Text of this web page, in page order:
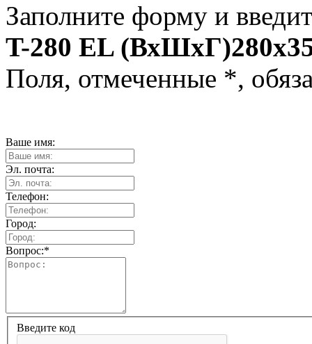
Заполните форму и
T-280 EL
Поля, отмеченные *,
Ваше имя:
Эл. почта:
Телефон:
Город:
Вопрос:*
Введите код